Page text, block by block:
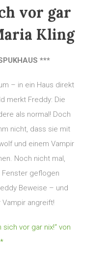
vor gar
Kling
***
– in ein Haus direkt
merkt Freddy: Die
als normal! Doch
nicht, dass sie mit
und einem Vampir
Noch nicht mal,
Fenster geflogen
Beweise – und
angreift!
sich vor gar nix!“ von